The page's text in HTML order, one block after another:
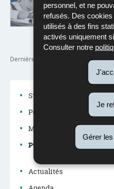
personnel, et ne
refusés. Des
utilisés à des fins
activés uniquement
Consulter notre
Je
Gérer
Dernière mise à jour 08/01/2020
Menu
de
navigation
Système éducatif
Politique éducative
Métiers du système
Publications
Actualités